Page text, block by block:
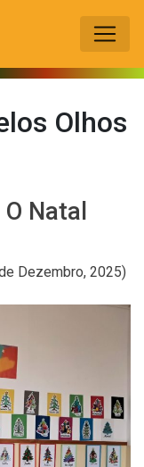
Olhos
Natal
Dezembro, 2025)